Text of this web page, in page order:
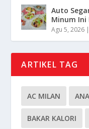
Auto
Minum Ini
Agu 5, 2026 |
ARTIKEL TAG
AC MILAN
BAKAR KALORI